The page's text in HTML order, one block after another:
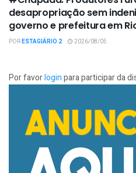
desapropriação sem
governo e prefeitura em
PORESTAGIÁRIO 2 2026/08/05
Por favorloginpara participar da